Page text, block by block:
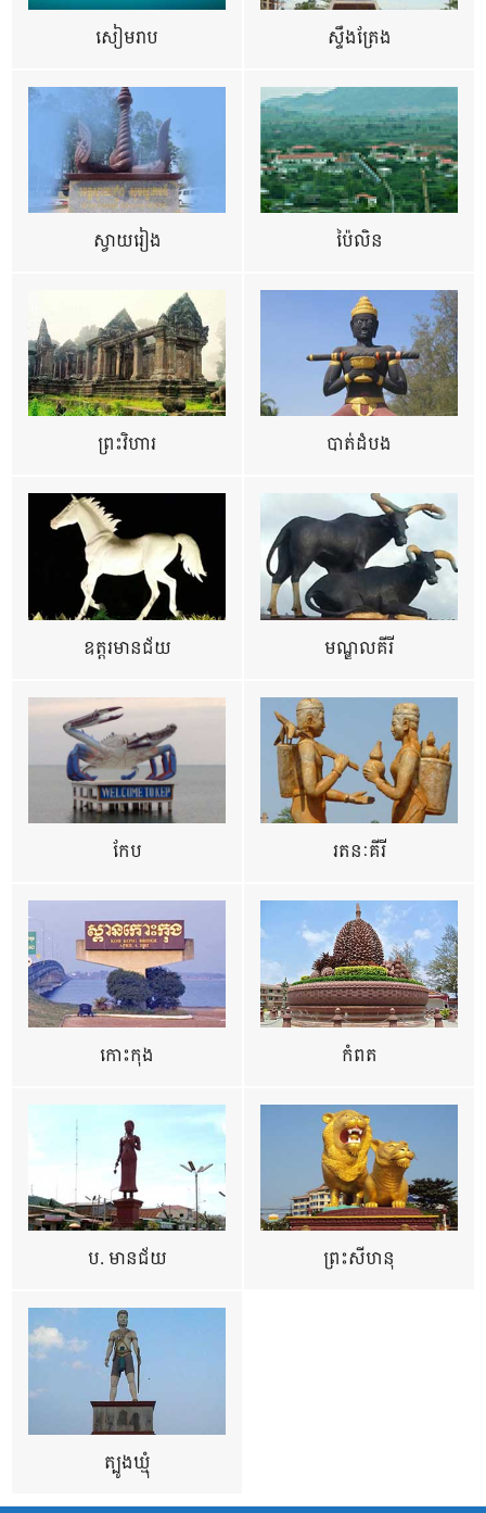
សៀមរាប ស្ទឹងត្រែង
ស្វាយរៀង ប៉ៃលិន
ព្រះវិហារ បាត់ដំបង
ឧត្ដរមានជ័យ មណ្ឌលគីរី
កែប រតនៈគីរី
កោះកុង កំពត
ប. មានជ័យ ព្រះសីហនុ
ត្បូងឃ្មុំ